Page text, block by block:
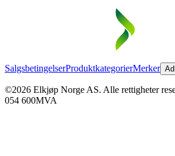
SalgsbetingelserProduktkategorierMerker
©2026 Elkjøp Norge AS. Alle rettigheter
054 600MVA